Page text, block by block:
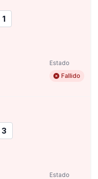
1
Estado
Fallido
3
Estado